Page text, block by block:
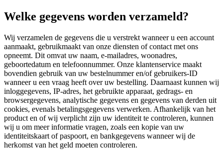
Welke gegevens worden verzameld?
Wij verzamelen de gegevens die u verstrekt wanneer u een account
aanmaakt, gebruikmaakt van onze diensten of contact met ons
opneemt. Dit omvat uw naam, e-mailadres, woonadres,
geboortedatum en telefoonnummer. Onze klantenservice maakt
bovendien gebruik van uw bestelnummer en/of gebruikers-ID
wanneer u een vraag heeft over uw bestelling. Daarnaast kunnen wij
inloggegevens, IP-adres, het gebruikte apparaat, gedrags- en
browsergegevens, analytische gegevens en gegevens van derden uit
cookies, evenals betalingsgegevens verwerken. Afhankelijk van het
product en of wij verplicht zijn uw identiteit te controleren, kunnen
wij u om meer informatie vragen, zoals een kopie van uw
identiteitskaart of paspoort, en bankgegevens wanneer wij de
herkomst van het geld moeten controleren.